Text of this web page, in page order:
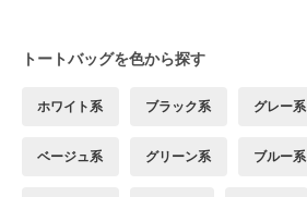
トートバッグを色から探す
ホワイト系 ブラック系 グレー系
ベージュ系 グリーン系 ブルー系